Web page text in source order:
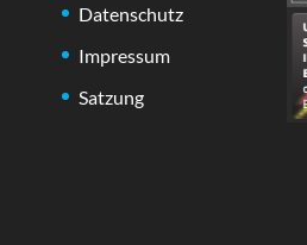
Datenschutz
Impressum
Satzung